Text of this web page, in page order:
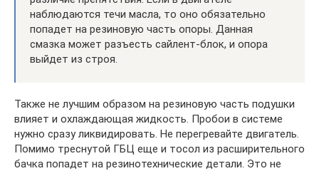
наблюдаются течи масла, то оно обязательно
попадет на резиновую часть опоры. Данная
смазка может разъесть сайлент-блок, и опора
выйдет из строя.
Также не лучшим образом на резиновую часть подушки
влияет и охлаждающая жидкость. Пробои в системе
нужно сразу ликвидировать. Не перегревайте двигатель.
Помимо треснутой ГБЦ еще и тосол из расширительного
бачка попадет на резинотехнические детали. Это не